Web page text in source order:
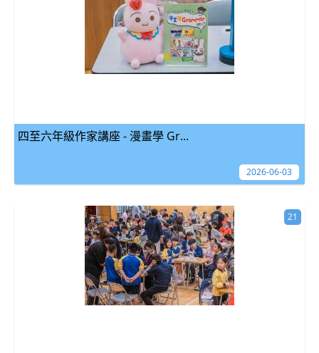
四至六年級作家講座 - 漫畫學 Gr...
2026-06-03
21